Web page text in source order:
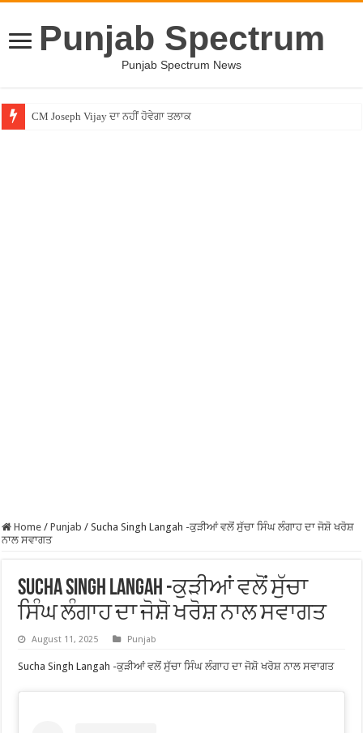
Punjab Spectrum
Punjab Spectrum News
CM Joseph Vijay ਦਾ ਨਹੀਂ ਹੋਵੇਗਾ ਤਲਾਕ
Entertainment News – ਕਮੇਡੀਅਨ ਚੰਦਨ ਪ੍ਰਭਾਕਰ ਦਾ ਖੁਲਾਸਾ ! ”ਲਾਫਟਰ ਚੈਲੇਂਜ”
Home / Punjab / Sucha Singh Langah -ਕੁੜੀਆਂ ਵਲੋਂ ਸੁੱਚਾ ਸਿੰਘ ਲੰਗਾਹ ਦਾ ਜੋਸ਼ੋ ਖਰੋਸ਼
ਨਾਲ ਸਵਾਗਤ
Sucha Singh Langah -ਕੁੜੀਆਂ ਵਲੋਂ ਸੁੱਚਾ
ਸਿੰਘ ਲੰਗਾਹ ਦਾ ਜੋਸ਼ੋ ਖਰੋਸ਼ ਨਾਲ ਸਵਾਗਤ
August 11, 2025 Punjab
Sucha Singh Langah -ਕੁੜੀਆਂ ਵਲੋਂ ਸੁੱਚਾ ਸਿੰਘ ਲੰਗਾਹ ਦਾ ਜੋਸ਼ੋ ਖਰੋਸ਼ ਨਾਲ ਸਵਾਗਤ